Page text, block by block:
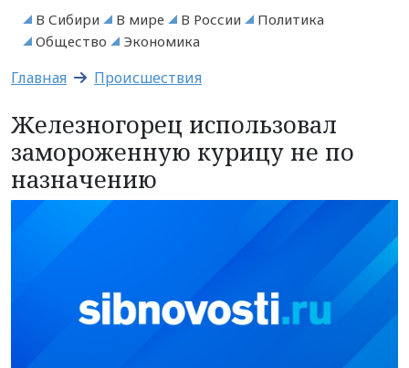
В Сибири В мире В России
Политика
Общество
Экономика
Главная Происшествия
Железногорец использовал
замороженную курицу не по
назначению